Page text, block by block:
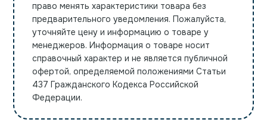
право менять характеристики товара без
предварительного уведомления. Пожалуйста,
уточняйте цену и информацию о товаре у
менеджеров. Информация о товаре носит
справочный характер и не является публичной
офертой, определяемой положениями Статьи
437 Гражданского Кодекса Российской
Федерации.